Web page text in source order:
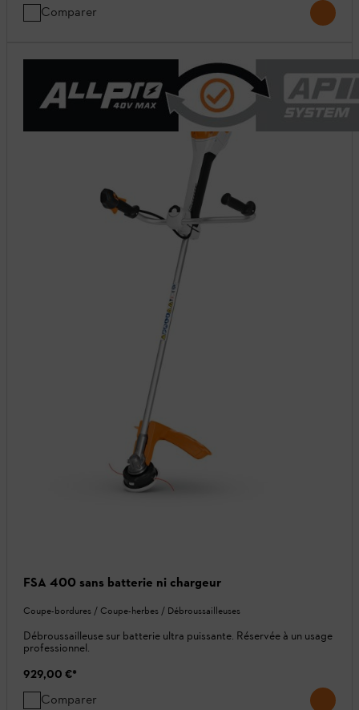
Comparer
FSA 400 sans batterie ni chargeur
Coupe-bordures / Coupe-herbes / Débroussailleuses
Débroussailleuse sur batterie ultra puissante. Réservée à un usage
professionnel.
929,00 €*
Comparer